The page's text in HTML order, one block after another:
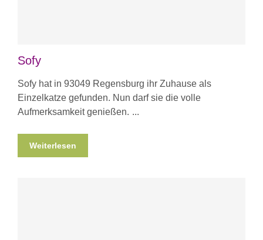
Sofy
Sofy hat in 93049 Regensburg ihr Zuhause als
Einzelkatze gefunden. Nun darf sie die volle
Aufmerksamkeit genießen.
Weiterlesen